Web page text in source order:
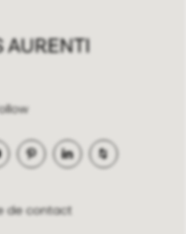
de contact